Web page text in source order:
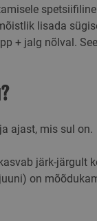
lisada
+ jalg nõlval.
ajast, mis sul on.
järk-järgult
on